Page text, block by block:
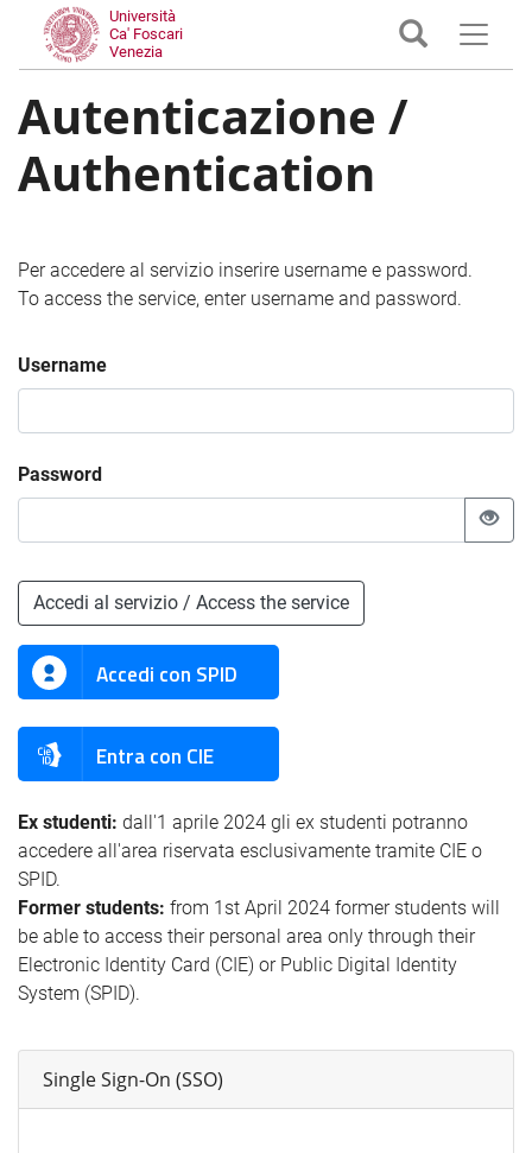
Università
Ca' Foscari
Venezia
Autenticazione /
Authentication
Per accedere al servizio inserire username e password.
To access the service, enter username and password.
Username
Password
Accedi al servizio / Access the service
Accedi con SPID
Entra con CIE
Ex studenti: dall'1 aprile 2024 gli ex studenti potranno
accedere all'area riservata esclusivamente tramite CIE o
SPID.
Former students: from 1st April 2024 former students will
be able to access their personal area only through their
Electronic Identity Card (CIE) or Public Digital Identity
System (SPID).
Single Sign-On (SSO)